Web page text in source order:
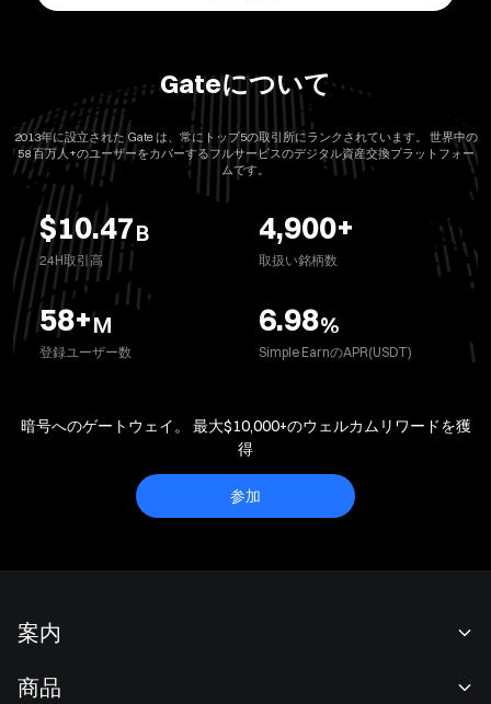
Gateについて
2013年に設立された Gate は、常にトップ5の取引所にランクされています。 世界中の
58百万人+のユーザーをカバーするフルサービスのデジタル資産交換プラットフォー
ムです。
$10.47B
24H取引高
4,900+
取扱い銘柄数
58+M
登録ユーザー数
6.98%
Simple EarnのAPR(USDT)
暗号へのゲートウェイ。 最大$10,000+のウェルカムリワードを獲
得
参加
案内
商品